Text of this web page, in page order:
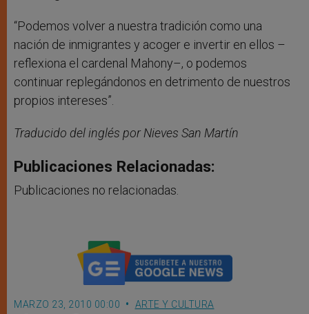
“Podemos volver a nuestra tradición como una
nación de inmigrantes y acoger e invertir en ellos –
reflexiona el cardenal Mahony–, o podemos
continuar replegándonos en detrimento de nuestros
propios intereses”.
Traducido del inglés por Nieves San Martín
Publicaciones Relacionadas:
Publicaciones no relacionadas.
MARZO 23, 2010 00:00 ARTE Y CULTURA